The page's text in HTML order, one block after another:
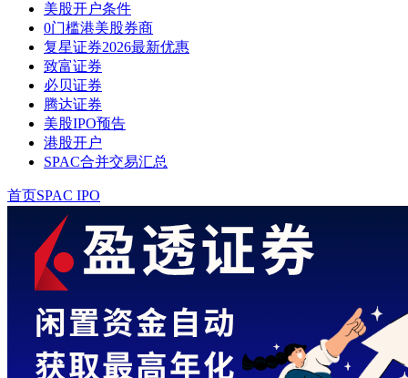
美股开户条件
0门槛港美股券商
复星证券2026最新优惠
致富证券
必贝证券
腾达证券
美股IPO预告
港股开户
SPAC合并交易汇总
首页SPAC IPO